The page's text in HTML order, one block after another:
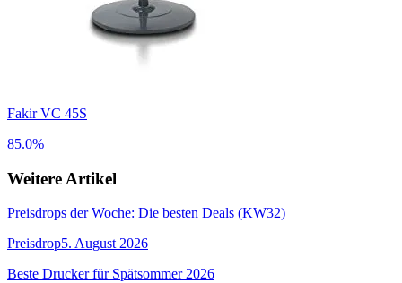
Fakir VC 45S
85.0%
Weitere Artikel
Preisdrops der Woche: Die besten Deals (KW32)
Preisdrop5. August 2026
Beste Drucker für Spätsommer 2026